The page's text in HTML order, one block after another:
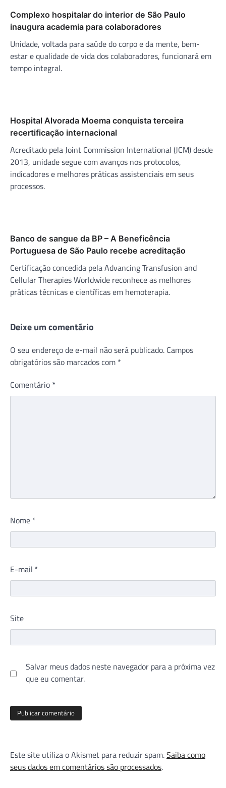
Complexo hospitalar do interior de São Paulo
inaugura academia para colaboradores
Unidade, voltada para saúde do corpo e da mente, bem-
estar e qualidade de vida dos colaboradores, funcionará em
tempo integral.
Hospital Alvorada Moema conquista terceira
recertificação internacional
Acreditado pela Joint Commission International (JCM) desde
2013, unidade segue com avanços nos protocolos,
indicadores e melhores práticas assistenciais em seus
processos.
Banco de sangue da BP – A Beneficência
Portuguesa de São Paulo recebe acreditação
Certificação concedida pela Advancing Transfusion and
Cellular Therapies Worldwide reconhece as melhores
práticas técnicas e científicas em hemoterapia.
Deixe um comentário
O seu endereço de e-mail não será publicado. Campos
obrigatórios são marcados com *
Comentário *
Nome *
E-mail *
Site
Salvar meus dados neste navegador para a próxima vez
que eu comentar.
Este site utiliza o Akismet para reduzir spam.Saiba como
seus dados em comentários são processados.